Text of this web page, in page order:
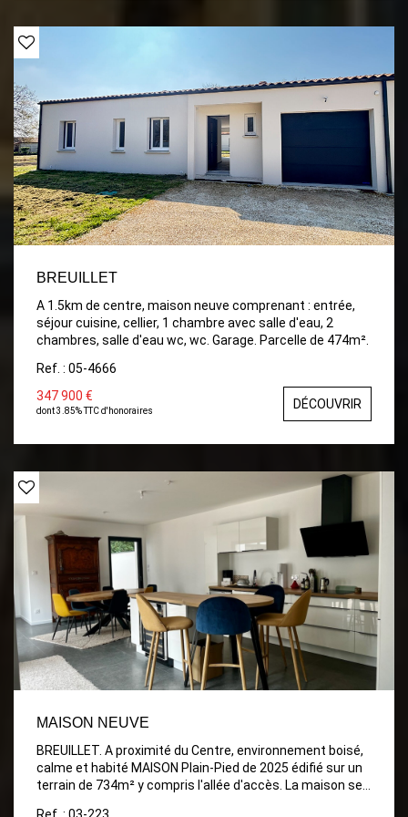
L'Étage : Une mezzanine polyvalente surplombe le séjour,
menant à une troisième chambre d'appoint idéale pour
vos invités ou un bureau. Le plus : Un grand garage
attenant. Située à Breuillet, vous profitez du dynamisme
d'un village vivant toute l'année à quelques minutes des
plages.
BREUILLET
A 1.5km de centre, maison neuve comprenant : entrée,
séjour cuisine, cellier, 1 chambre avec salle d'eau, 2
chambres, salle d'eau wc, wc. Garage. Parcelle de 474m².
Ref. : 05-4666
347 900 €
dont 3.85% TTC d'honoraires DÉCOUVRIR
MAISON NEUVE
BREUILLET. A proximité du Centre, environnement boisé,
calme et habité MAISON Plain-Pied de 2025 édifié sur un
terrain de 734m² y compris l'allée d'accès. La maison se